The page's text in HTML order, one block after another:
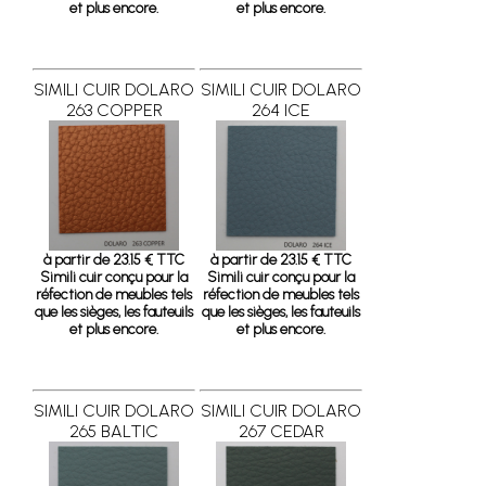
et plus encore. et plus encore.
SIMILI CUIR DOLARO
263 COPPER
à partir de 23.15 € TTC
Simili cuir conçu pour la
réfection de meubles tels
que les sièges, les fauteuils
et plus encore.
SIMILI CUIR DOLARO
264 ICE
à partir de 23.15 € TTC
Simili cuir conçu pour la
réfection de meubles tels
que les sièges, les fauteuils
et plus encore.
SIMILI CUIR DOLARO
265 BALTIC
SIMILI CUIR DOLARO
267 CEDAR